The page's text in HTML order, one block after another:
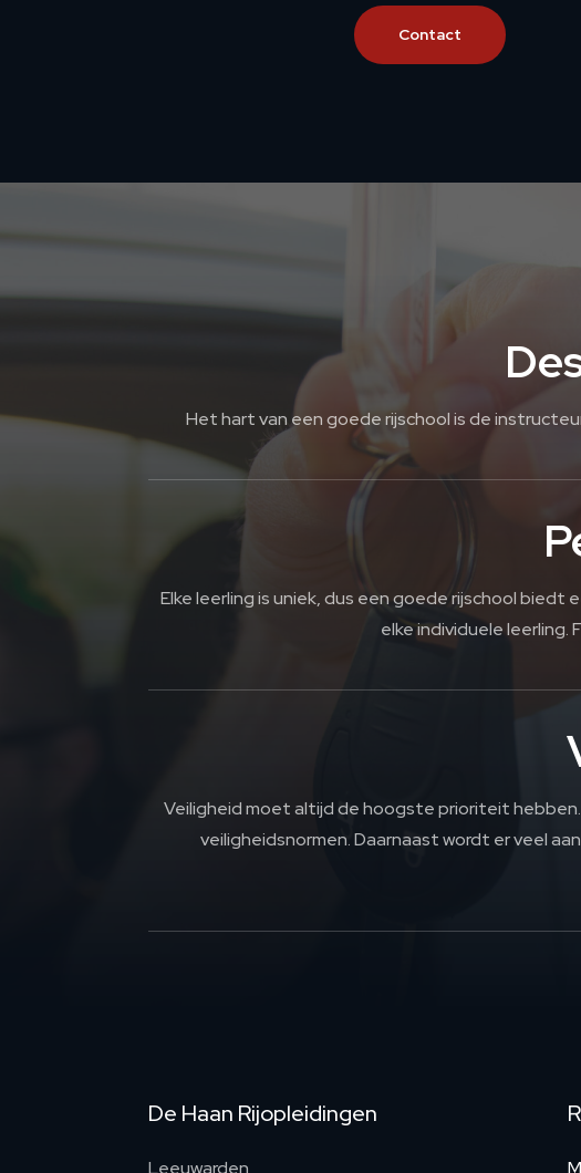
Contact
Het hart van een goede rijschool is de
Elke leerling is uniek, dus een goede rijschool
elke individuele leerling.
Veiligheid moet altijd de hoogste prioriteit
veiligheidsnormen. Daarnaast wordt er veel
De Haan Rijopleidingen
Leeuwarden